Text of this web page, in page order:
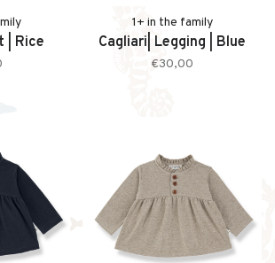
| Rice
1+ in the family
Cagliari| Legging | Blue
€30,00